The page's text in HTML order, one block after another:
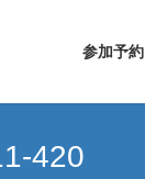
参加予約
420